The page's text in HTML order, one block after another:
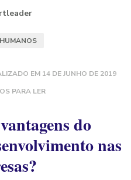
EM 14 DE JUNHO DE 2019
PARA LER
do
nas